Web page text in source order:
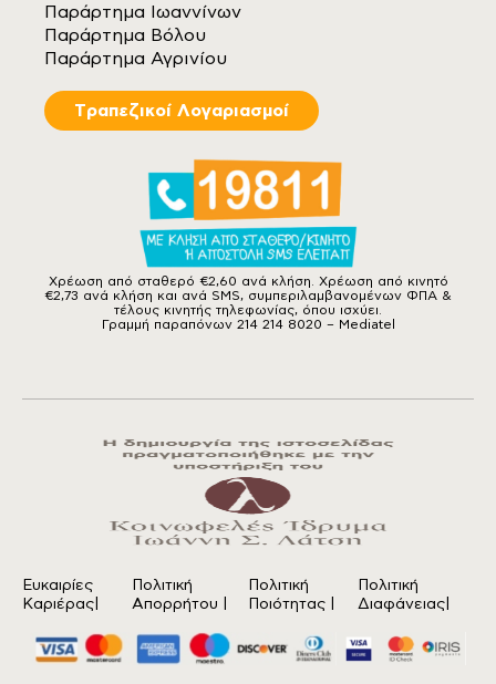
Παράρτημα Ιωαννίνων
Παράρτημα Βόλου
Παράρτημα Αγρινίου
Tραπεζικοί Λογαριασμοί
Χρέωση από σταθερό €2,60 ανά κλήση. Χρέωση από κινητό
€2,73 ανά κλήση και ανά SMS, συμπεριλαμβανομένων ΦΠΑ &
τέλους κινητής τηλεφωνίας, όπου ισχύει.
Γραμμή παραπόνων 214 214 8020 – Mediatel
Ευκαιρίες
Καριέρας|
Πολιτική
Απορρήτου
Πολιτική
Ποιότητας
Πολιτική
Διαφάνειας|